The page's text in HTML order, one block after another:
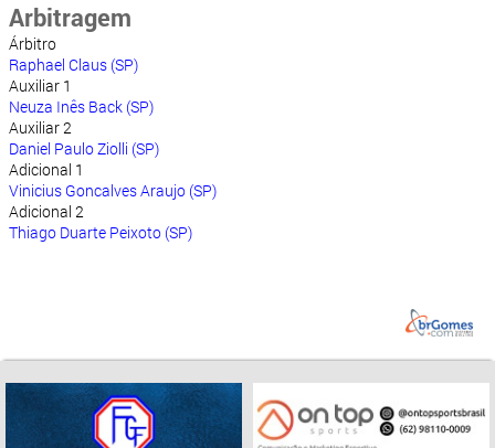
Arbitragem
Árbitro
Raphael Claus (SP)
Auxiliar 1
Neuza Inês Back (SP)
Auxiliar 2
Daniel Paulo Ziolli (SP)
Adicional 1
Vinicius Goncalves Araujo (SP)
Adicional 2
Thiago Duarte Peixoto (SP)